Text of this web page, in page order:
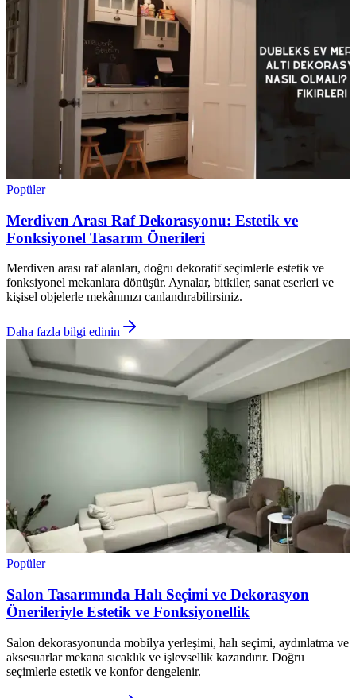
Popüler
Merdiven Arası Raf Dekorasyonu: Estetik ve
Fonksiyonel Tasarım Önerileri
Merdiven arası raf alanları, doğru dekoratif seçimlerle estetik ve
fonksiyonel mekanlara dönüşür. Aynalar, bitkiler, sanat eserleri ve
kişisel objelerle mekânınızı canlandırabilirsiniz.
Daha fazla bilgi edinin
Popüler
Salon Tasarımında Halı Seçimi ve Dekorasyon
Önerileriyle Estetik ve Fonksiyonellik
Salon dekorasyonunda mobilya yerleşimi, halı seçimi, aydınlatma ve
aksesuarlar mekana sıcaklık ve işlevsellik kazandırır. Doğru
seçimlerle estetik ve konfor dengelenir.